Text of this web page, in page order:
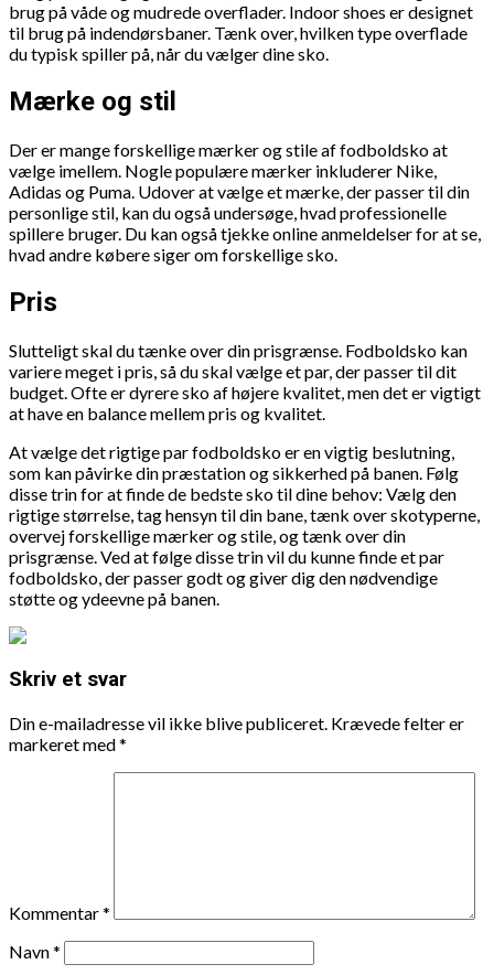
brug på våde og mudrede overflader. Indoor shoes er designet
til brug på indendørsbaner. Tænk over, hvilken type overflade
du typisk spiller på, når du vælger dine sko.
Mærke og stil
Der er mange forskellige mærker og stile af fodboldsko at
vælge imellem. Nogle populære mærker inkluderer Nike,
Adidas og Puma. Udover at vælge et mærke, der passer til din
personlige stil, kan du også undersøge, hvad professionelle
spillere bruger. Du kan også tjekke online anmeldelser for at se,
hvad andre købere siger om forskellige sko.
Pris
Slutteligt skal du tænke over din prisgrænse. Fodboldsko kan
variere meget i pris, så du skal vælge et par, der passer til dit
budget. Ofte er dyrere sko af højere kvalitet, men det er vigtigt
at have en balance mellem pris og kvalitet.
At vælge det rigtige par fodboldsko er en vigtig beslutning,
som kan påvirke din præstation og sikkerhed på banen. Følg
disse trin for at finde de bedste sko til dine behov: Vælg den
rigtige størrelse, tag hensyn til din bane, tænk over skotyperne,
overvej forskellige mærker og stile, og tænk over din
prisgrænse. Ved at følge disse trin vil du kunne finde et par
fodboldsko, der passer godt og giver dig den nødvendige
støtte og ydeevne på banen.
Skriv et svar
Din e-mailadresse vil ikke blive publiceret. Krævede felter er
markeret med*
Kommentar*
Navn*